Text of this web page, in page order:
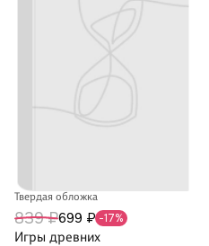
Твердая обложка
839 ₽699 ₽ -17%
Игры древних